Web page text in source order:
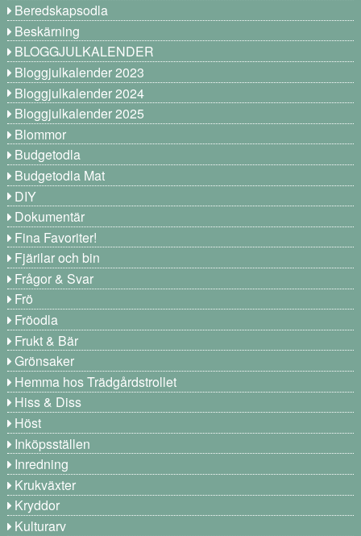
Beredskapsodla
Beskärning
BLOGGJULKALENDER
Bloggjulkalender 2023
Bloggjulkalender 2024
Bloggjulkalender 2025
Blommor
Budgetodla
Budgetodla Mat
DIY
Dokumentär
Fina Favoriter!
Fjärilar och bin
Frågor & Svar
Frö
Fröodla
Frukt & Bär
Grönsaker
Hemma hos Trädgårdstrollet
Hiss & Diss
Höst
Inköpsställen
Inredning
Krukväxter
Kryddor
Kulturarv